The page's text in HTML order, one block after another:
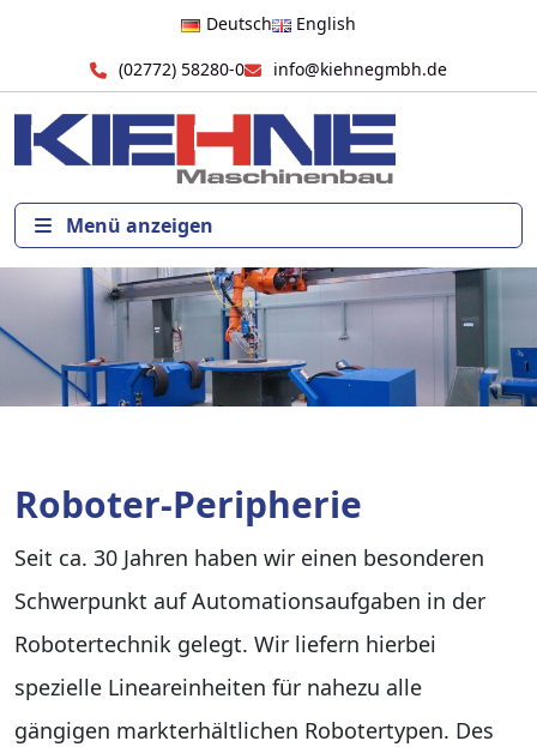
Deutsch
English
(02772) 58280-0
info@kiehnegmbh.de
Menü anzeigen
Roboter-Peripherie
Seit ca. 30 Jahren haben wir einen besonderen
Schwerpunkt auf Automationsaufgaben in der
Robotertechnik gelegt. Wir liefern hierbei
spezielle Lineareinheiten für nahezu alle
gängigen markterhältlichen Robotertypen. Des